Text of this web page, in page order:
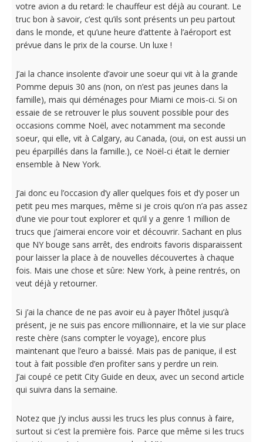
votre avion a du retard: le chauffeur est déjà au courant. Le
truc bon à savoir, c’est qu’ils sont présents un peu partout
dans le monde, et qu’une heure d’attente à l’aéroport est
prévue dans le prix de la course. Un luxe !
J’ai la chance insolente d’avoir une soeur qui vit à la grande
Pomme depuis 30 ans (non, on n’est pas jeunes dans la
famille), mais qui déménages pour Miami ce mois-ci. Si on
essaie de se retrouver le plus souvent possible pour des
occasions comme Noël, avec notamment ma seconde
soeur, qui elle, vit à Calgary, au Canada, (oui, on est aussi un
peu éparpillés dans la famille.), ce Noël-ci était le dernier
ensemble à New York.
J’ai donc eu l’occasion d’y aller quelques fois et d’y poser un
petit peu mes marques, même si je crois qu’on n’a pas assez
d’une vie pour tout explorer et qu’il y a genre 1 million de
trucs que j’aimerai encore voir et découvrir. Sachant en plus
que NY bouge sans arrêt, des endroits favoris disparaissent
pour laisser la place à de nouvelles découvertes à chaque
fois. Mais une chose et sûre: New York, à peine rentrés, on
veut déjà y retourner.
Si j’ai la chance de ne pas avoir eu à payer l’hôtel jusqu’à
présent, je ne suis pas encore millionnaire, et la vie sur place
reste chère (sans compter le voyage), encore plus
maintenant que l’euro a baissé. Mais pas de panique, il est
tout à fait possible d’en profiter sans y perdre un rein.
J’ai coupé ce petit City Guide en deux, avec un second article
qui suivra dans la semaine.
Notez que j’y inclus aussi les trucs les plus connus à faire,
surtout si c’est la première fois. Parce que même si les trucs